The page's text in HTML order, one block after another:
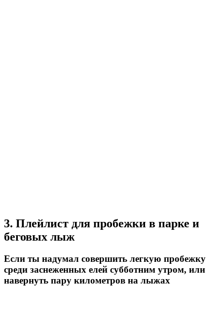
3. Плейлист для пробежки в парке и
беговых лыж
Если ты надумал совершить легкую пробежку
среди заснеженных елей субботним утром, или
навернуть пару километров на лыжах